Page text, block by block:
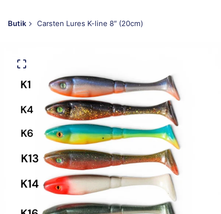
Butik Carsten Lures K-line 8″ (20cm)